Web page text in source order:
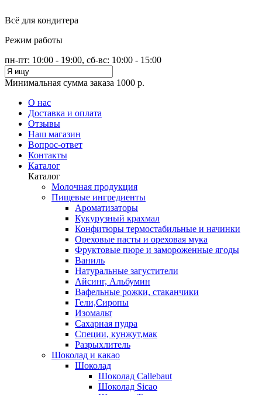
Всё для кондитера
Режим работы
пн-пт: 10:00 - 19:00, сб-вс: 10:00 - 15:00
Минимальная сумма заказа 1000 р.
О нас
Доставка и оплата
Отзывы
Наш магазин
Вопрос-ответ
Контакты
Каталог
Каталог
Молочная продукция
Пищевые ингредиенты
Ароматизаторы
Кукурузный крахмал
Конфитюры термостабильные и начинки
Ореховые пасты и ореховая мука
Фруктовые пюре и замороженные ягоды
Ваниль
Натуральные загустители
Айсинг, Альбумин
Вафельные рожки, стаканчики
Гели,Сиропы
Изомальт
Сахарная пудра
Специи, кунжут,мак
Разрыхлитель
Шоколад и какао
Шоколад
Шоколад Callebaut
Шоколад Sicao